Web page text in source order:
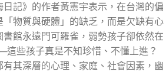
記》的作者黃憲宇表示，在台灣的偏
物質與硬體」的缺乏，而是欠缺有心
書館永遠門可羅雀，弱勢孩子卻依然在
這些孩子真是不知珍惜、不懂上進？
其深層的心理、家庭、社會因素，幽